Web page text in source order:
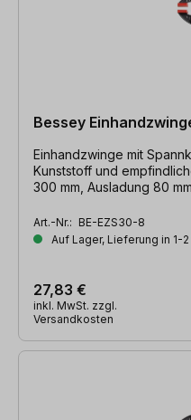
Bessey
Einhandzwinge mit
Kunststoff und
300 mm, Ausladung 80
Art.-Nr.: BE-EZS30-8
Auf Lager, Lieferung in 1-
27,83 €
inkl. MwSt. zzgl.
Versandkosten